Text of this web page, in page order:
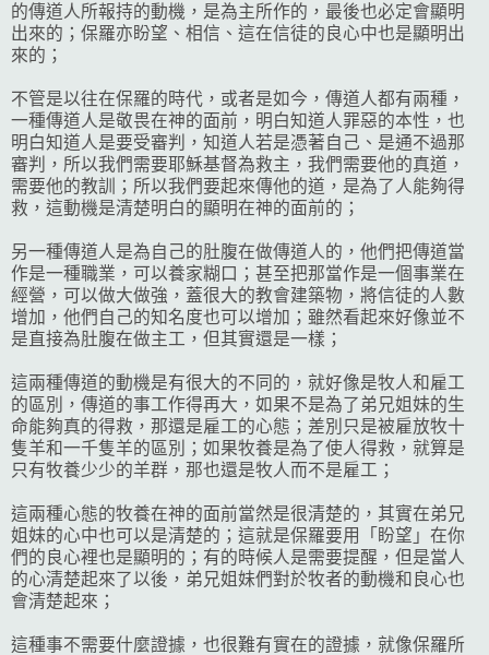
的傳道人所報持的動機，是為主所作的，最後也必定會顯明
出來的；保羅亦盼望、相信、這在信徒的良心中也是顯明出
來的；
不管是以往在保羅的時代，或者是如今，傳道人都有兩種，
一種傳道人是敬畏在神的面前，明白知道人罪惡的本性，也
明白知道人是要受審判，知道人若是憑著自己、是通不過那
審判，所以我們需要耶穌基督為救主，我們需要他的真道，
需要他的教訓；所以我們要起來傳他的道，是為了人能夠得
救，這動機是清楚明白的顯明在神的面前的；
另一種傳道人是為自己的肚腹在做傳道人的，他們把傳道當
作是一種職業，可以養家糊口；甚至把那當作是一個事業在
經營，可以做大做強，蓋很大的教會建築物，將信徒的人數
增加，他們自己的知名度也可以增加；雖然看起來好像並不
是直接為肚腹在做主工，但其實還是一樣；
這兩種傳道的動機是有很大的不同的，就好像是牧人和雇工
的區別，傳道的事工作得再大，如果不是為了弟兄姐妹的生
命能夠真的得救，那還是雇工的心態；差別只是被雇放牧十
隻羊和一千隻羊的區別；如果牧養是為了使人得救，就算是
只有牧養少少的羊群，那也還是牧人而不是雇工；
這兩種心態的牧養在神的面前當然是很清楚的，其實在弟兄
姐妹的心中也可以是清楚的；這就是保羅要用「盼望」在你
們的良心裡也是顯明的；有的時候人是需要提醒，但是當人
的心清楚起來了以後，弟兄姐妹們對於牧者的動機和良心也
會清楚起來；
這種事不需要什麼證據，也很難有實在的證據，就像保羅所